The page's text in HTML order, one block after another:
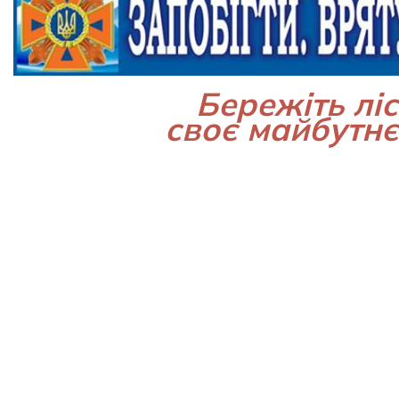
Бережіть
своє